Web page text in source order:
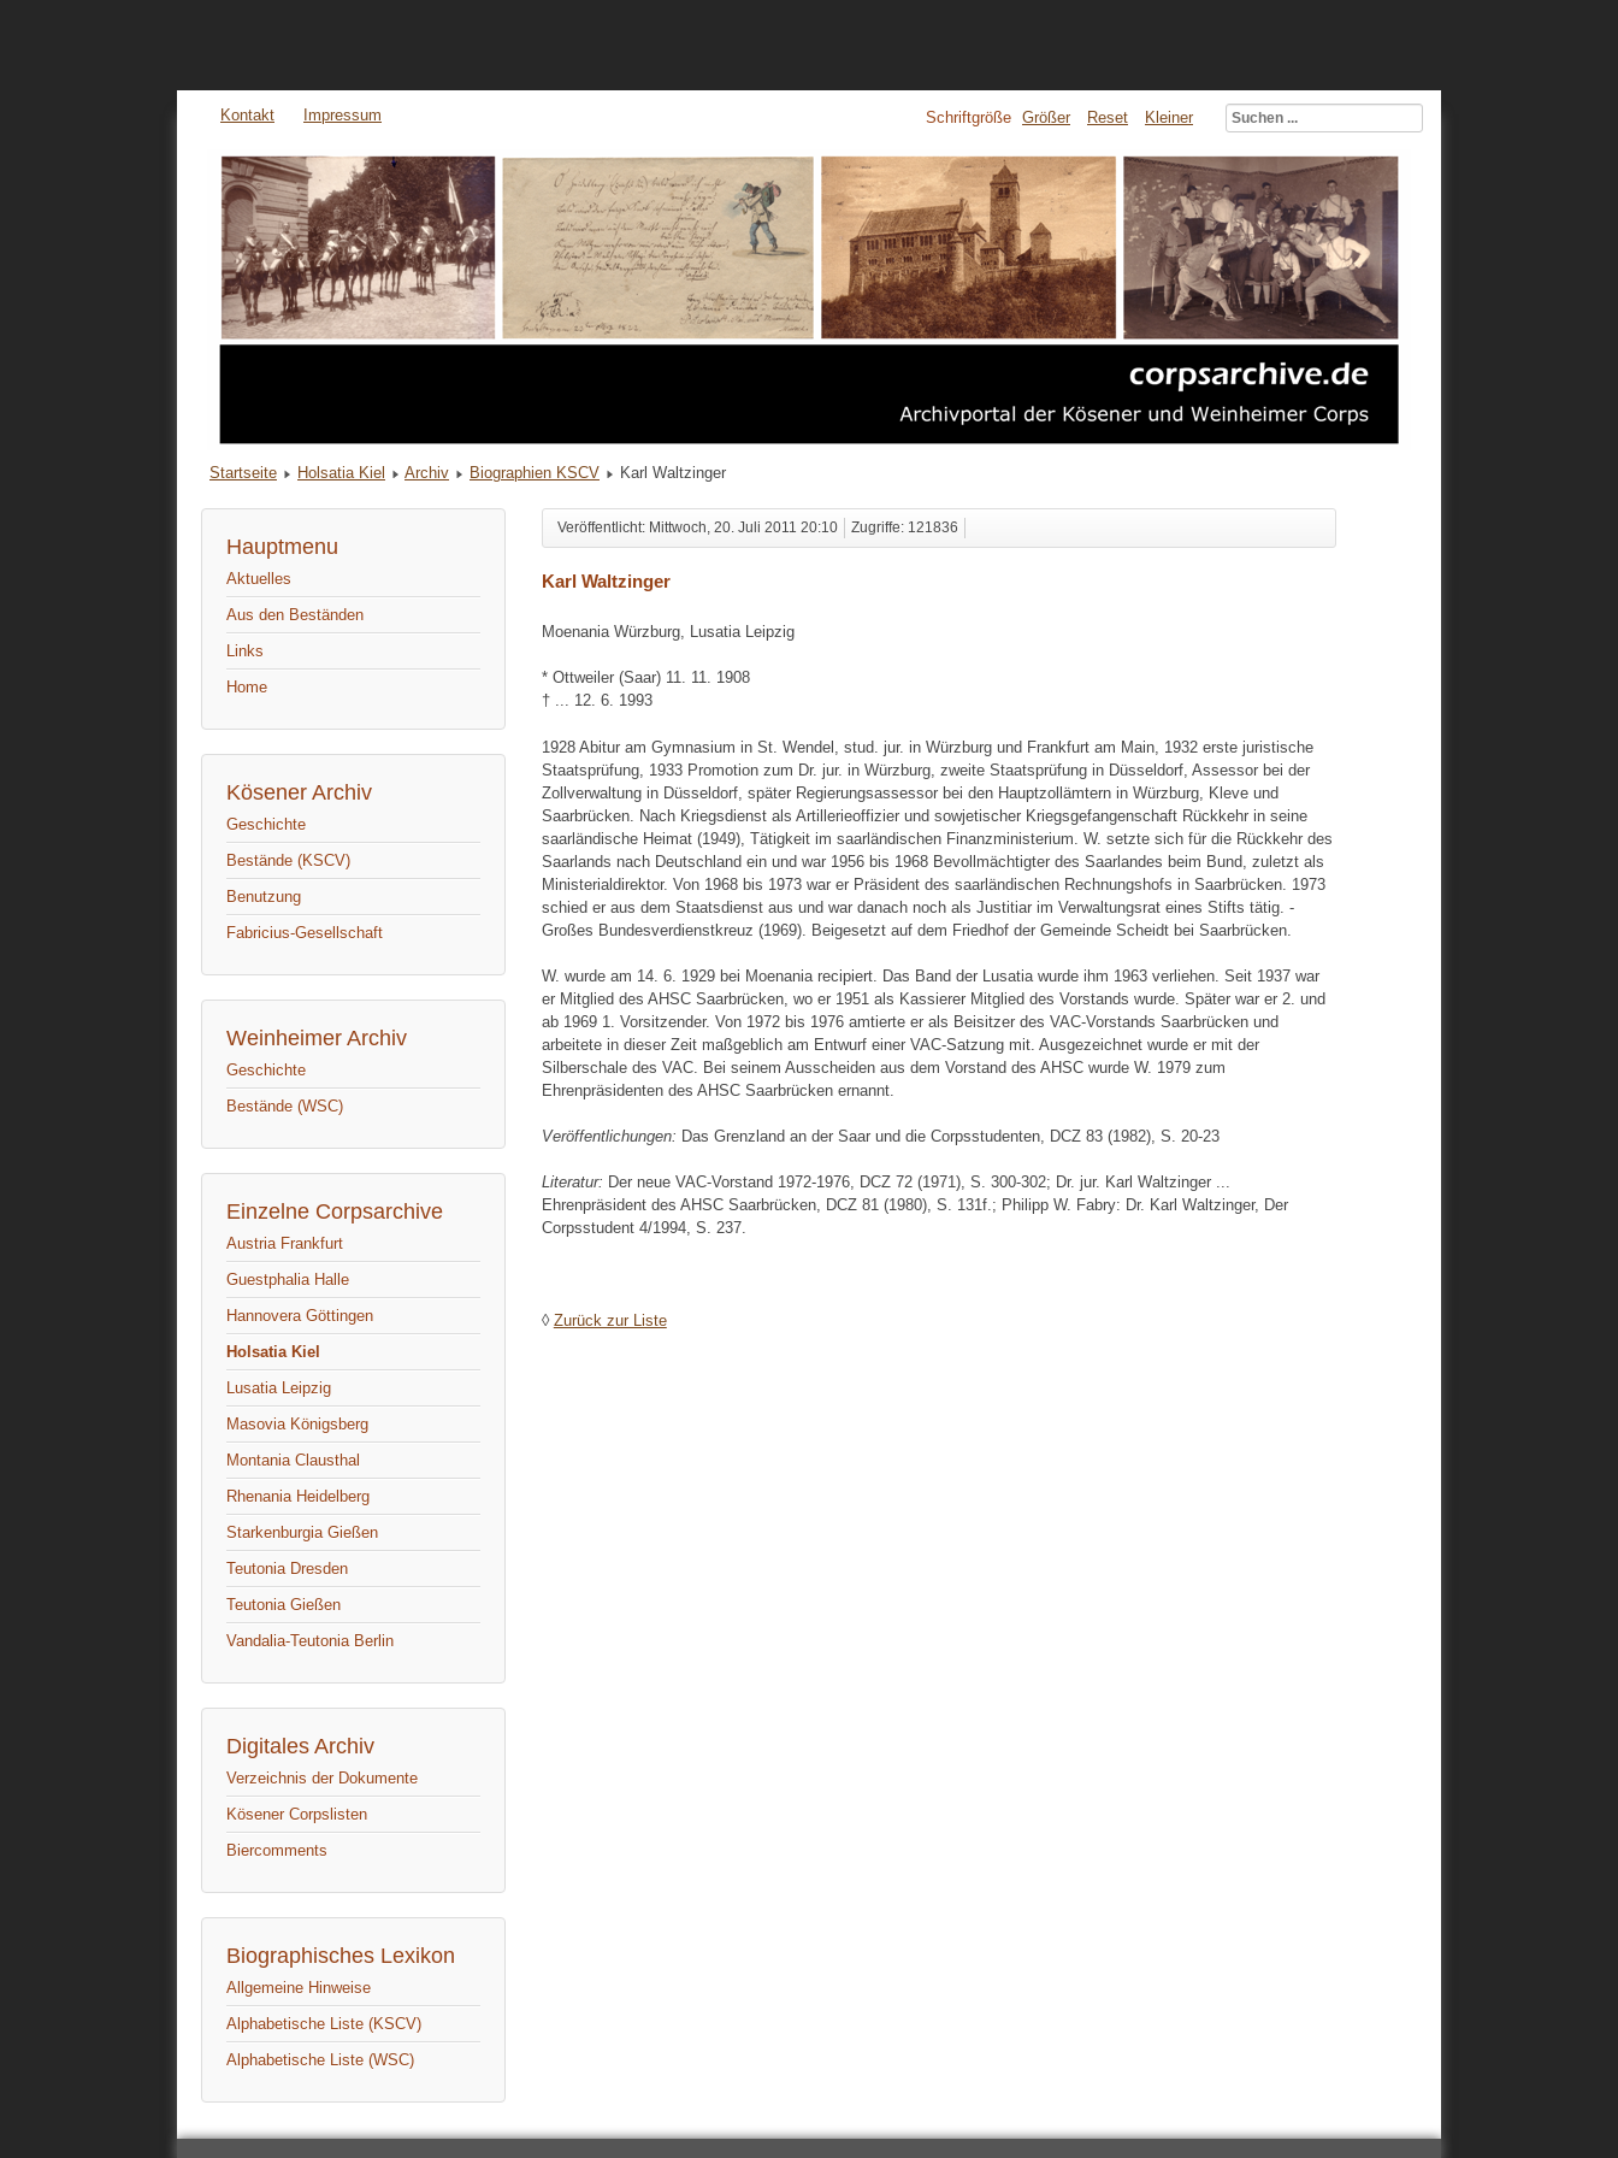
Kontakt Impressum Schriftgröße Größer Reset Kleiner
Startseite Holsatia Kiel Archiv Biographien KSCV Karl Waltzinger
Hauptmenu
Aktuelles
Aus den Beständen
Links
Home
Kösener Archiv
Geschichte
Bestände (KSCV)
Benutzung
Fabricius-Gesellschaft
Weinheimer Archiv
Geschichte
Bestände (WSC)
Einzelne Corpsarchive
Austria Frankfurt
Guestphalia Halle
Hannovera Göttingen
Holsatia Kiel
Lusatia Leipzig
Masovia Königsberg
Montania Clausthal
Rhenania Heidelberg
Starkenburgia Gießen
Teutonia Dresden
Teutonia Gießen
Vandalia-Teutonia Berlin
Digitales Archiv
Verzeichnis der Dokumente
Kösener Corpslisten
Biercomments
Biographisches Lexikon
Allgemeine Hinweise
Alphabetische Liste (KSCV)
Alphabetische Liste (WSC)
Veröffentlicht: Mittwoch, 20. Juli 2011 20:10 Zugriffe: 121836
Karl Waltzinger
Moenania Würzburg, Lusatia Leipzig
* Ottweiler (Saar) 11. 11. 1908
† ... 12. 6. 1993
1928 Abitur am Gymnasium in St. Wendel, stud. jur. in Würzburg und Frankfurt am Main, 1932 erste juristische
Staatsprüfung, 1933 Promotion zum Dr. jur. in Würzburg, zweite Staatsprüfung in Düsseldorf, Assessor bei der
Zollverwaltung in Düsseldorf, später Regierungsassessor bei den Hauptzollämtern in Würzburg, Kleve und
Saarbrücken. Nach Kriegsdienst als Artillerieoffizier und sowjetischer Kriegsgefangenschaft Rückkehr in seine
saarländische Heimat (1949), Tätigkeit im saarländischen Finanzministerium. W. setzte sich für die Rückkehr des
Saarlands nach Deutschland ein und war 1956 bis 1968 Bevollmächtigter des Saarlandes beim Bund, zuletzt als
Ministerialdirektor. Von 1968 bis 1973 war er Präsident des saarländischen Rechnungshofs in Saarbrücken. 1973
schied er aus dem Staatsdienst aus und war danach noch als Justitiar im Verwaltungsrat eines Stifts tätig. -
Großes Bundesverdienstkreuz (1969). Beigesetzt auf dem Friedhof der Gemeinde Scheidt bei Saarbrücken.
W. wurde am 14. 6. 1929 bei Moenania recipiert. Das Band der Lusatia wurde ihm 1963 verliehen. Seit 1937 war
er Mitglied des AHSC Saarbrücken, wo er 1951 als Kassierer Mitglied des Vorstands wurde. Später war er 2. und
ab 1969 1. Vorsitzender. Von 1972 bis 1976 amtierte er als Beisitzer des VAC-Vorstands Saarbrücken und
arbeitete in dieser Zeit maßgeblich am Entwurf einer VAC-Satzung mit. Ausgezeichnet wurde er mit der
Silberschale des VAC. Bei seinem Ausscheiden aus dem Vorstand des AHSC wurde W. 1979 zum
Ehrenpräsidenten des AHSC Saarbrücken ernannt.
Veröffentlichungen: Das Grenzland an der Saar und die Corpsstudenten, DCZ 83 (1982), S. 20-23
Literatur: Der neue VAC-Vorstand 1972-1976, DCZ 72 (1971), S. 300-302; Dr. jur. Karl Waltzinger ...
Ehrenpräsident des AHSC Saarbrücken, DCZ 81 (1980), S. 131f.; Philipp W. Fabry: Dr. Karl Waltzinger, Der
Corpsstudent 4/1994, S. 237.
◊ Zurück zur Liste